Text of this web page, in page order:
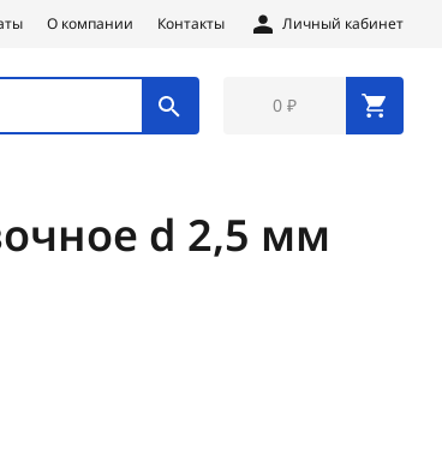
О компании Контакты Личный кабинет
0 ₽
d 2,5 мм